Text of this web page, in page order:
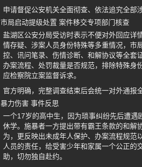
申请督促公安机关全面彻查、依法追究全部
市局启动提级处置 案件移交专项部门核查
盐湖区公安分局受访时表示不便对外回应详
情存疑、涉案人员身份特殊等多重情况，市
控、讯问笔录、伤情诊断、和解协议等全套
办案流程、处罚裁量是否规范，排除特殊身
应检察院立案监督诉求。
官方明确，完整调查结束后会统一对外通报
暴力伤害 事件反思
一个17岁的高中生，因为琐事纠纷先后遭遇
休学。施暴者一方提出带有霸王条款的和解
为，更反映出未成年人保护、办案流程规范
人员的责任，给受害少年和家属一个公正
助，切勿独自赴约。